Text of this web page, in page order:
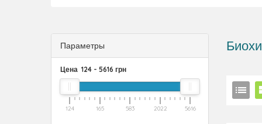
Параметры
Цена 124 - 5616 грн
124 165 583 2022 5616